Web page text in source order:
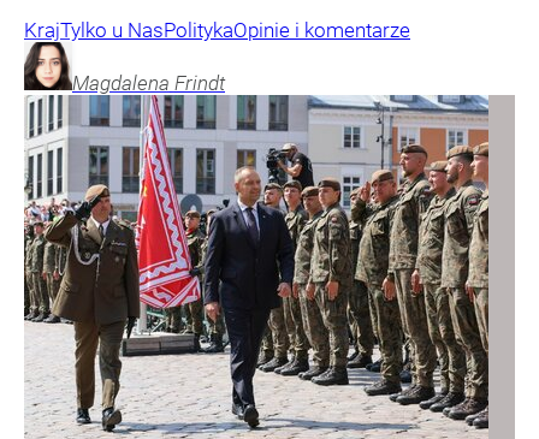
KrajTylko u NasPolitykaOpinie i komentarze
Magdalena Frindt